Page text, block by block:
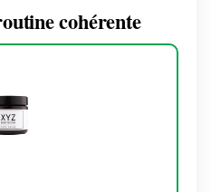
cohérente